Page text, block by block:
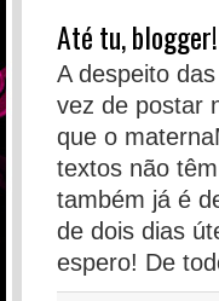
Até tu, blogger!
A despeito
vez de postar
que o
textos não
também já é
de dois dias
espero! De